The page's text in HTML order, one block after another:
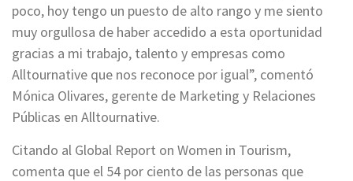
poco, hoy tengo un puesto de alto rango y me siento
muy orgullosa de haber accedido a esta oportunidad
gracias a mi trabajo, talento y empresas como
Alltournative que nos reconoce por igual”, comentó
Mónica Olivares, gerente de Marketing y Relaciones
Públicas en Alltournative.
Citando al Global Report on Women in Tourism,
comenta que el 54 por ciento de las personas que